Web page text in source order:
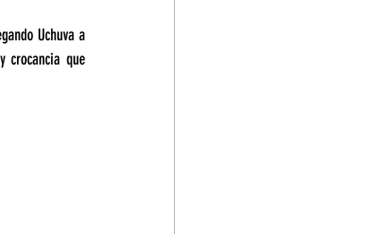
Uchuva a
crocancia que